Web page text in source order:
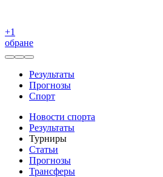
+1
обране
Результаты
Прогнозы
Спорт
Новости спорта
Результаты
Турниры
Статьи
Прогнозы
Трансферы